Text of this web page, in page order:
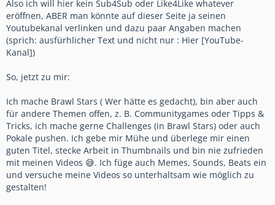
Also ich will hier kein Sub4Sub oder Like4Like whatever
eröffnen, ABER man könnte auf dieser Seite ja seinen
Youtubekanal verlinken und dazu paar Angaben machen
(sprich: ausfürhlicher Text und nicht nur : Hier [YouTube-
Kanal])
So, jetzt zu mir:
Ich mache Brawl Stars ( Wer hätte es gedacht), bin aber auch
für andere Themen offen, z. B. Communitygames oder Tipps &
Tricks, ich mache gerne Challenges (in Brawl Stars) oder auch
Pokale pushen. Ich gebe mir Mühe und überlege mir einen
guten Titel, stecke Arbeit in Thumbnails und bin nie zufrieden
mit meinen Videos 😅. Ich füge auch Memes, Sounds, Beats ein
und versuche meine Videos so unterhaltsam wie möglich zu
gestalten!